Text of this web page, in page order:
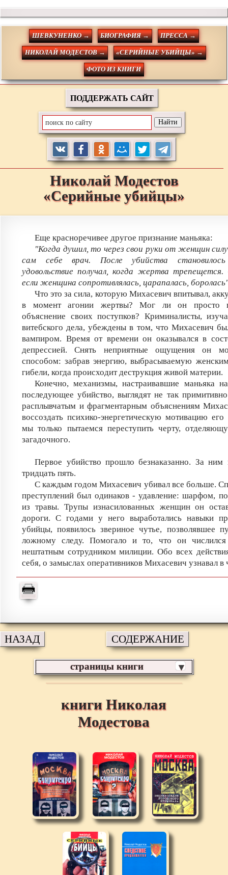
ШЕВКУНЕНКО → БИОГРАФИЯ → ПРЕССА →
НИКОЛАЙ МОДЕСТОВ → «СЕРИЙНЫЕ УБИЙЦЫ» →
ФОТО ИЗ КНИГИ
ПОДДЕРЖАТЬ САЙТ
Николай Модестов
«Серийные убийцы»
Еще красноречивее другое признание маньяка:
"Когда душил, то через свои руки от женщин
сам себе врач. После убийства
удовольствие получал, когда жертва трепещется.
если женщина сопротивлялась, царапалась,
Что это за сила, которую Михасевич впитывал,
в момент агонии жертвы? Мог ли он просто
объяснение своих поступков? Криминалисты,
витебского дела, убеждены в том, что Михасевич
вампиром. Время от времени он оказывался в
депрессией. Снять неприятные ощущения он
способом: забрав энергию, выбрасываемую
гибели, когда происходит деструкция живой материи.
Конечно, механизмы, настраивавшие маньяка
последующее убийство, выглядят не так
расплывчатым и фрагментарным объяснениям
воссоздать психико-энергетическую мотивацию его
мы только пытаемся переступить черту,
загадочного.
Первое убийство прошло безнаказанно. За ним
тридцать пять.
С каждым годом Михасевич убивал все больше.
преступлений был одинаков - удавление: шарфом,
из травы. Трупы изнасилованных женщин он
дороги. С годами у него выработались навыки
убийцы, появилось звериное чутье, позволявшее
ложному следу. Помогало и то, что он
нештатным сотрудником милиции. Обо всех
себя, о замыслах оперативников Михасевич узнавал в
НАЗАД СОДЕРЖАНИЕ
страницы книги ▼
книги Николая
Модестова